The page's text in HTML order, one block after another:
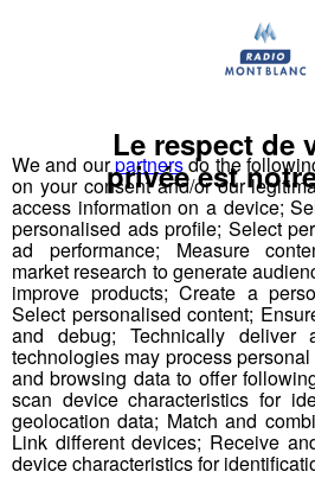
Déstination été ! Une
entrées pour un maximum
Inscription par téléphone
participer aux 2 tirages au sort
Appelez le standard au 04 50
Pour cette semaine on vous
et la personne de votre
ALPES!
Nathan est allé tester pour
dans la Vallée du Trient:
We and ourpartnersdo the
on your consent and/or our
access information on a device;
personalised ads profile; Select
ad performance; Measure
market research to generate
improve products; Create a
Select personalised content;
and debug; Technically deliver
technologies may process
and browsing data to offer
scan device characteristics for
geolocation data; Match and
Link different devices; Receive
device characteristics for
Le respect de
privée est